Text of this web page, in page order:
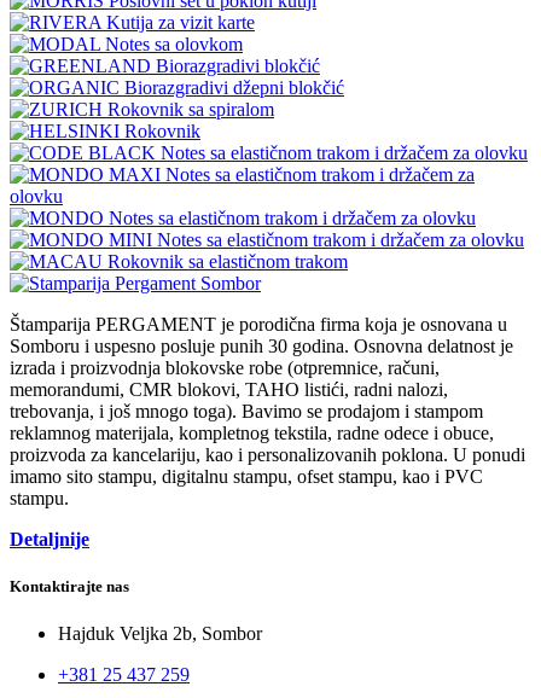
Štamparija PERGAMENT je porodična firma koja je osnovana u
Somboru i uspesno posluje punih 30 godina. Osnovna delatnost je
izrada i proizvodnja blokovske robe (otpremnice, računi,
memorandumi, CMR blokovi, TAHO listići, radni nalozi,
trebovanja, i još mnogo toga). Bavimo se prodajom i stampom
reklamnog materijala, kompletnog tekstila, radne odece i obuce,
proizvoda za kancelariju, kao i personalizovanih poklona. U ponudi
imamo sito stampu, digitalnu stampu, ofset stampu, kao i PVC
stampu.
Detaljnije
Kontaktirajte nas
Hajduk Veljka 2b, Sombor
+381 25 437 259